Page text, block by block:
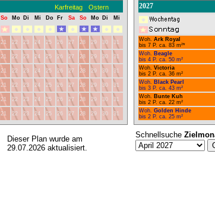
Karfreitag Ostern
So Mo Di Mi Do Fr Sa So Mo Di Mi
21 22 23 24 25 26 27 28 29 30
31
21 22 23 24 25 26 27 28 29 30
31
21 22 23 24 25 26 27 28 29 30
31
21 22 23 24 25 26 27 28 29 30
31
21 22 23 24 25 26 27 28 29 30
31
21 22 23 24 25 26 27 28 29 30 31
Dieser Plan wurde am
29.07.2026 aktualisiert.
2027
Woh. Ark Royal
bis 7 P. ca. 83 m²*
Woh. Beagle
bis 4 P. ca. 50 m²
Woh. Victoria
bis 2 P. ca. 36 m²
Woh. Black Pearl
bis 3 P. ca. 43 m²
Woh. Bunte Kuh
bis 2 P. ca. 22 m²
Woh. Golden Hinde
bis 2 P. ca. 25 m²
Schnellsuche